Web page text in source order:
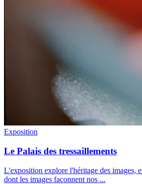
Exposition
Le Palais des tressaillements
L'exposition explore l'héritage des images,
dont les images façonnent nos ...